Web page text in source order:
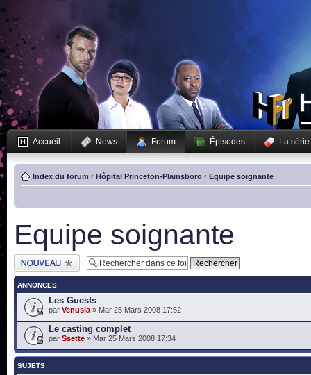
Accueil News Forum Épisodes La série
Index du forum ‹ Hôpital Princeton-Plainsboro ‹ Equipe soignante
Equipe soignante
Publier un nouveau
sujet
ANNONCES
Les Guests
par Venusia » Mar 25 Mars 2008 17:52
Le casting complet
par Ssette » Mar 25 Mars 2008 17:34
SUJETS